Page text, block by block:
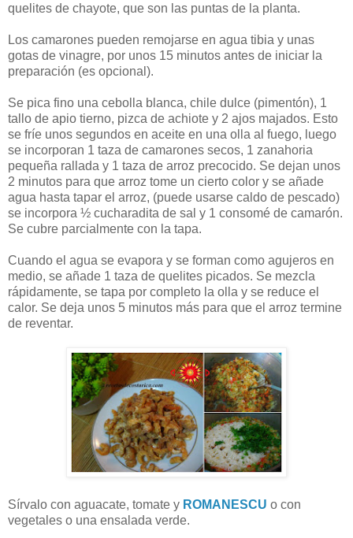
quelites de chayote, que son las puntas de la planta.
Los camarones pueden remojarse en agua tibia y unas
gotas de vinagre, por unos 15 minutos antes de iniciar la
preparación (es opcional).
Se pica fino una cebolla blanca, chile dulce (pimentón), 1
tallo de apio tierno, pizca de achiote y 2 ajos majados. Esto
se fríe unos segundos en aceite en una olla al fuego, luego
se incorporan 1 taza de camarones secos, 1 zanahoria
pequeña rallada y 1 taza de arroz precocido. Se dejan unos
2 minutos para que arroz tome un cierto color y se añade
agua hasta tapar el arroz, (puede usarse caldo de pescado)
se incorpora ½ cucharadita de sal y 1 consomé de camarón.
Se cubre parcialmente con la tapa.
Cuando el agua se evapora y se forman como agujeros en
medio, se añade 1 taza de quelites picados. Se mezcla
rápidamente, se tapa por completo la olla y se reduce el
calor. Se deja unos 5 minutos más para que el arroz termine
de reventar.
Sírvalo con aguacate, tomate y ROMANESCU o con
vegetales o una ensalada verde.